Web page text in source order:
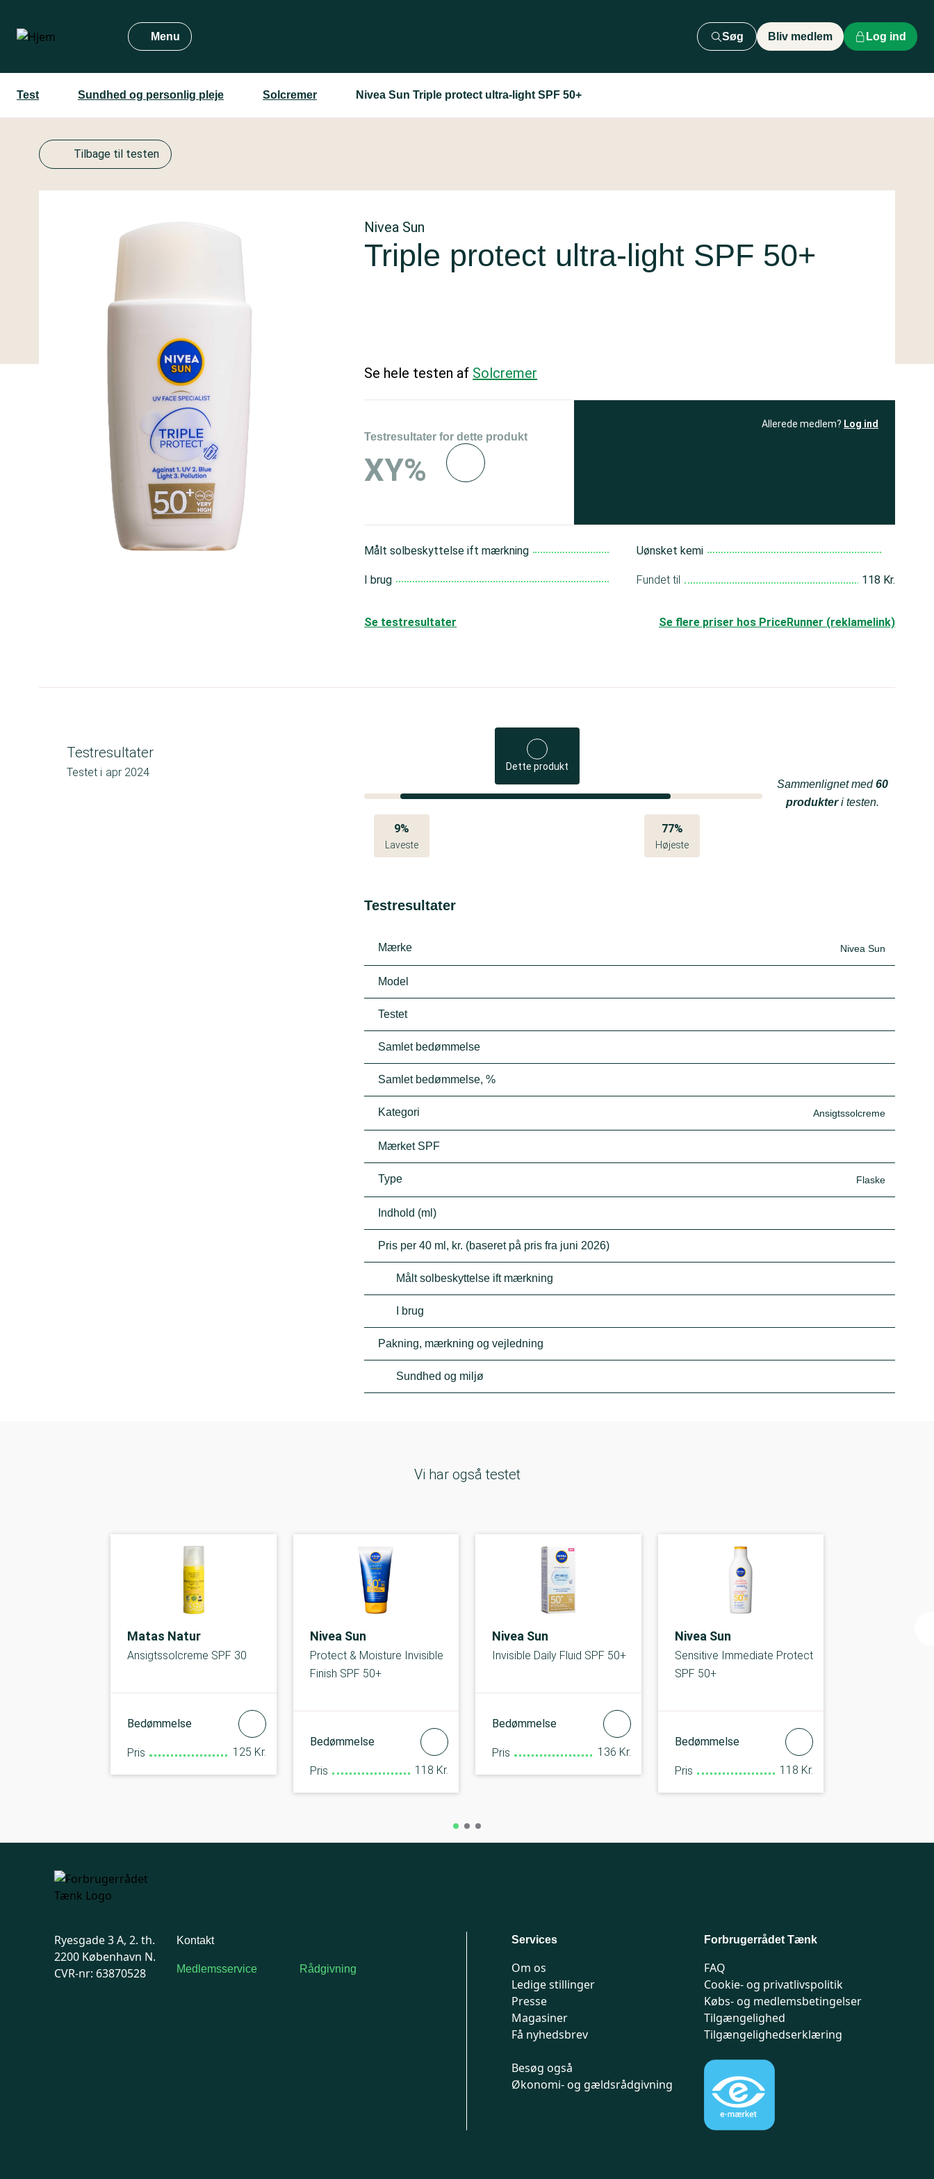
hovedindhold
Menu Søg Bliv medlem Log ind
Test Sundhed og personlig pleje Solcremer Nivea Sun Triple protect ultra-light SPF 50+
Tilbage til testen
Nivea Sun
Triple protect ultra-light SPF 50+
Se hele testen af Solcremer
Testresultater for dette produkt
XY%
Allerede medlem? Log ind
Målt solbeskyttelse ift mærkning
I brug
Uønsket kemi
Fundet til 118 Kr.
Se flere priser hos PriceRunner (reklamelink)
Se testresultater
Testresultater
Testet i apr 2024 Dette produkt
9%
Laveste
77%
Højeste
Sammenlignet med60
produkteri testen.
Testresultater
Mærke Nivea Sun
Model
Testet
Samlet bedømmelse
Samlet bedømmelse, %
Kategori Ansigtssolcreme
Mærket SPF
Type Flaske
Indhold (ml)
Pris per 40 ml, kr. (baseret på pris fra juni 2026)
Målt solbeskyttelse ift mærkning
I brug
Pakning, mærkning og vejledning
Sundhed og miljø
Vi har også testet
Matas Natur
Ansigtssolcreme SPF 30
Bedømmelse
Pris 125 Kr.
Nivea Sun
Protect & Moisture Invisible
Finish SPF 50+
Bedømmelse
Pris 118 Kr.
Nivea Sun
Invisible Daily Fluid SPF 50+
Bedømmelse
Pris 136 Kr.
Nivea Sun
Sensitive Immediate Protect
SPF 50+
Bedømmelse
Pris 118 Kr.
Ryesgade 3 A, 2. th.
2200 København N.
CVR-nr: 63870528
Kontakt
Medlemsservice Rådgivning
Services
Om os
Ledige stillinger
Presse
Magasiner
Få nyhedsbrev
Besøg også
Økonomi- og gældsrådgivning
Forbrugerrådet Tænk
FAQ
Cookie- og privatlivspolitik
Købs- og medlemsbetingelser
Tilgængelighed
Tilgængelighedserklæring